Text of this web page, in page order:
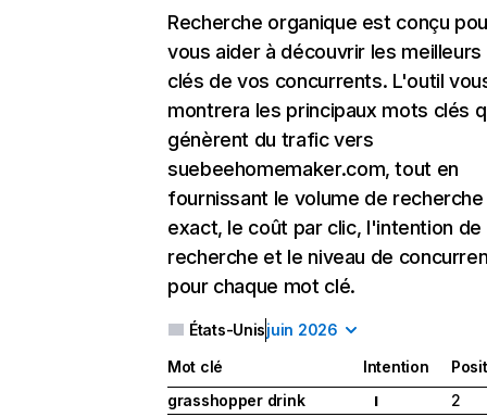
Recherche organique est conçu
vous aider à découvrir les
clés de vos concurrents. L'outil
montrera les principaux mots clés
génèrent du trafic vers
suebeehomemaker.com, tout en
fournissant le volume de recherche
exact, le coût par clic, l'intention de
recherche et le niveau de
pour chaque mot clé.
États-Unisjuin 2026
Mot clé Intention
grasshopper drink
I
2